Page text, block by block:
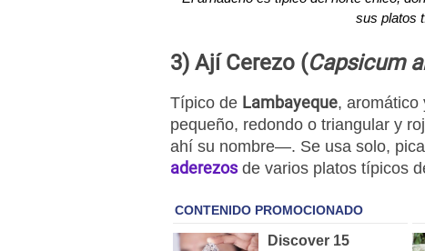
sus platos
3) Ají Cerezo (Capsicum
Típico de Lambayeque, aromático
pequeño, redondo o triangular y
ahí su nombre—. Se usa solo,
aderezos de varios platos típicos